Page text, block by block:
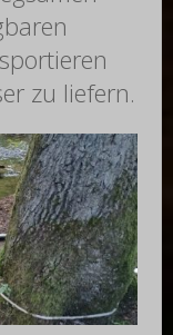
zu liefern.